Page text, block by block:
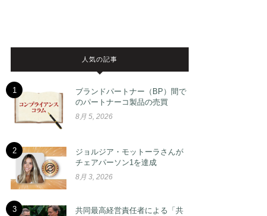
人気の記事
1
ブランドパートナー（BP）間で
のパートナーコ製品の売買
8月 5, 2026
2
ジョルジア・モットーラさんが
チェアパーソン1を達成
8月 3, 2026
3
共同最高経営責任者による「共